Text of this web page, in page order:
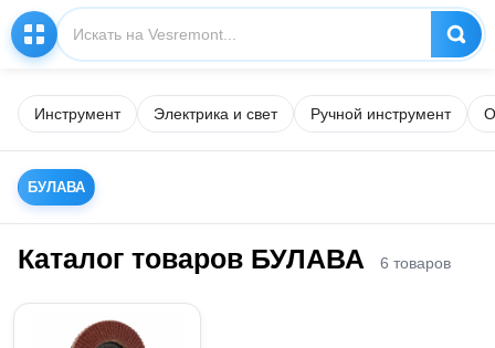
Инструмент Электрика и свет Ручной инструмент
БУЛАВА
Каталог товаров БУЛАВА 6 товаров